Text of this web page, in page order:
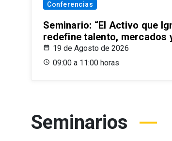
Conferencias
Seminario: “El Activo que
redefine talento, mercados
19 de Agosto de 2026
09:00 a 11:00 horas
Seminarios